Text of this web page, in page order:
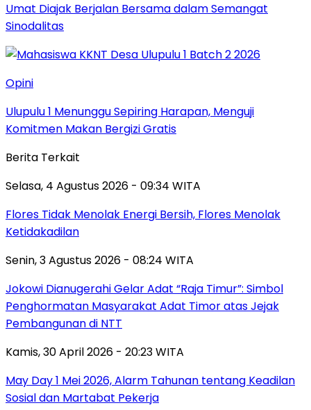
Umat Diajak Berjalan Bersama dalam Semangat
Sinodalitas
Opini
Ulupulu 1 Menunggu Sepiring Harapan, Menguji
Komitmen Makan Bergizi Gratis
Berita Terkait
Selasa, 4 Agustus 2026 - 09:34 WITA
Flores Tidak Menolak Energi Bersih, Flores Menolak
Ketidakadilan
Senin, 3 Agustus 2026 - 08:24 WITA
Jokowi Dianugerahi Gelar Adat “Raja Timur”: Simbol
Penghormatan Masyarakat Adat Timor atas Jejak
Pembangunan di NTT
Kamis, 30 April 2026 - 20:23 WITA
May Day 1 Mei 2026, Alarm Tahunan tentang Keadilan
Sosial dan Martabat Pekerja